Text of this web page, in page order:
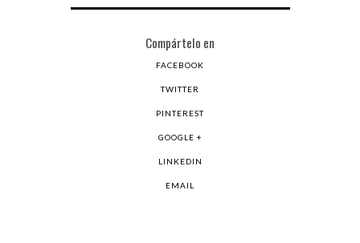
Compártelo en
FACEBOOK
TWITTER
PINTEREST
GOOGLE +
LINKEDIN
EMAIL